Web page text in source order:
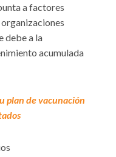
a factores
debe a la
acumulada
plan de vacunación